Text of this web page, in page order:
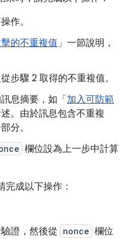
作。
的不重複值」一節說明，
步驟 2 取得的不重複值。
息摘要，如「 加入可防範
。由於訊息包含不重複
分。
欄位設為上一步中計算
成以下操作：
證，然後從 nonce 欄位